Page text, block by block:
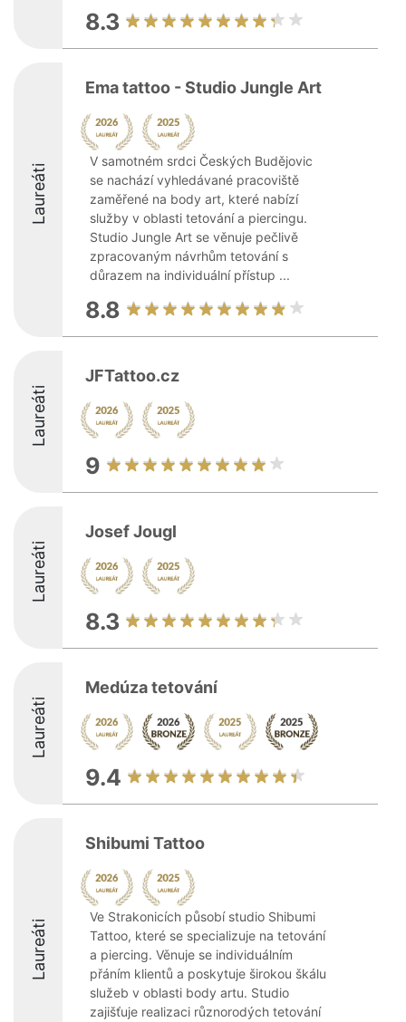
8.3
Laureáti
Ema tattoo - Studio Jungle Art
V samotném srdci Českých Budějovic
se nachází vyhledávané pracoviště
zaměřené na body art, které nabízí
služby v oblasti tetování a piercingu.
Studio Jungle Art se věnuje pečlivě
zpracovaným návrhům tetování s
důrazem na individuální přístup ...
8.8
Laureáti
JFTattoo.cz
9
Laureáti
Josef Jougl
8.3
Laureáti
Medúza tetování
9.4
Laureáti
Shibumi Tattoo
Ve Strakonicích působí studio Shibumi
Tattoo, které se specializuje na tetování
a piercing. Věnuje se individuálním
přáním klientů a poskytuje širokou škálu
služeb v oblasti body artu. Studio
zajišťuje realizaci různorodých tetování